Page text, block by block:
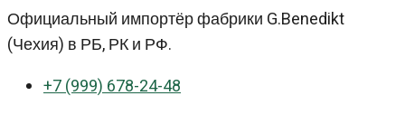
Перейти
к
Официальный импортёр фабрики G.Benedikt
(Чехия) в РБ, РК и РФ.
+7 (999) 678-24-48